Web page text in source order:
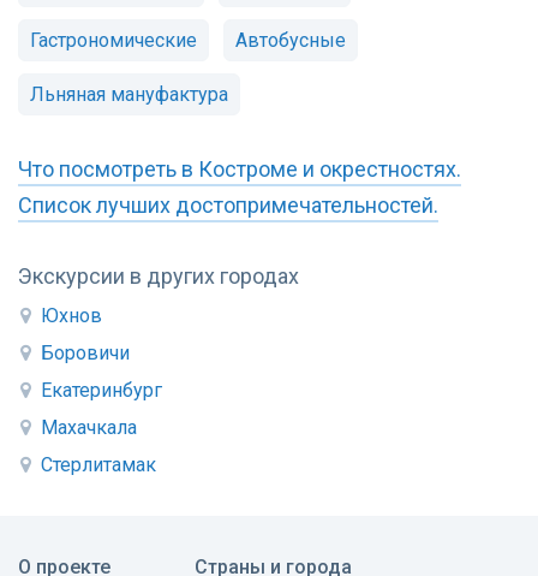
Экскурсии в других городах
Юхнов
Боровичи
Екатеринбург
Махачкала
Стерлитамак
Гастрономические Автобусные
Льняная мануфактура
Что посмотреть в Костроме и окрестностях.
Список лучших достопримечательностей.
О проекте Страны и города